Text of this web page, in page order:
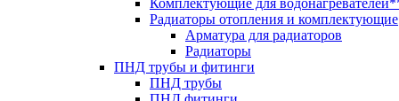
Комплектующие для
Радиаторы отопления и комплектующие
Арматура для радиаторов
Радиаторы
ПНД трубы и фитинги
ПНД трубы